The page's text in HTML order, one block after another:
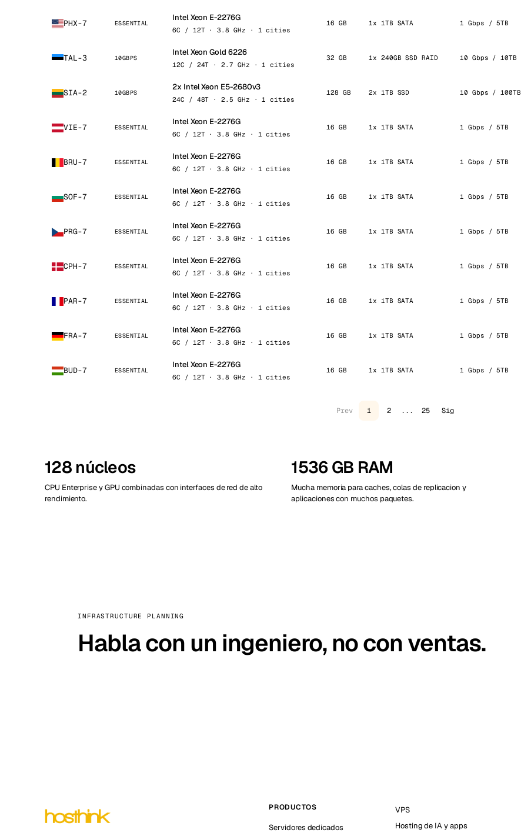
PHX-7 ESSENTIAL
Intel Xeon E-2276G
6C / 12T · 3.8 GHz · 1 cities
16 GB 1x 1TB SATA 1 Gbps / 5TB
TAL-3 10GBPS
Intel Xeon Gold 6226
12C / 24T · 2.7 GHz · 1 cities
32 GB 1x 240GB SSD RAID 10 Gbps / 10TB
SIA-2 10GBPS
2x Intel Xeon E5-2680v3
24C / 48T · 2.5 GHz · 1 cities
128 GB 2x 1TB SSD 10 Gbps / 100TB
VIE-7 ESSENTIAL
Intel Xeon E-2276G
6C / 12T · 3.8 GHz · 1 cities
16 GB 1x 1TB SATA 1 Gbps / 5TB
BRU-7 ESSENTIAL
Intel Xeon E-2276G
6C / 12T · 3.8 GHz · 1 cities
16 GB 1x 1TB SATA 1 Gbps / 5TB
SOF-7 ESSENTIAL
Intel Xeon E-2276G
6C / 12T · 3.8 GHz · 1 cities
16 GB 1x 1TB SATA 1 Gbps / 5TB
PRG-7 ESSENTIAL
Intel Xeon E-2276G
6C / 12T · 3.8 GHz · 1 cities
16 GB 1x 1TB SATA 1 Gbps / 5TB
CPH-7 ESSENTIAL
Intel Xeon E-2276G
6C / 12T · 3.8 GHz · 1 cities
16 GB 1x 1TB SATA 1 Gbps / 5TB
PAR-7 ESSENTIAL
Intel Xeon E-2276G
6C / 12T · 3.8 GHz · 1 cities
16 GB 1x 1TB SATA 1 Gbps / 5TB
FRA-7 ESSENTIAL
Intel Xeon E-2276G
6C / 12T · 3.8 GHz · 1 cities
16 GB 1x 1TB SATA 1 Gbps / 5TB
BUD-7 ESSENTIAL
Intel Xeon E-2276G
6C / 12T · 3.8 GHz · 1 cities
16 GB 1x 1TB SATA 1 Gbps / 5TB
Prev 1 2 ... 25 Sig
128 núcleos
CPU Enterprise y GPU combinadas con interfaces de red de alto
rendimiento.
1536 GB RAM
Mucha memoria para caches, colas de replicacion y
aplicaciones con muchos paquetes.
INFRASTRUCTURE PLANNING
Habla con un ingeniero, no con ventas.
PRODUCTOS
Servidores dedicados
VPS
Hosting de IA y apps